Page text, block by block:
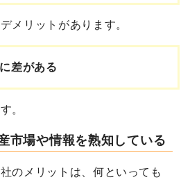
メリットがあります。
差がある
。
市場や情報を熟知している
のメリットは、何といっても